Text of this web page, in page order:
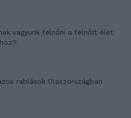
vagyunk felnőni a felnőtt élet
rablások Olaszországban